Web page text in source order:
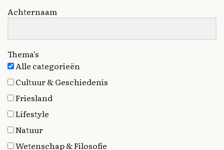
Achternaam
Thema's
Alle categorieën
Cultuur & Geschiedenis
Friesland
Lifestyle
Natuur
Wetenschap & Filosofie